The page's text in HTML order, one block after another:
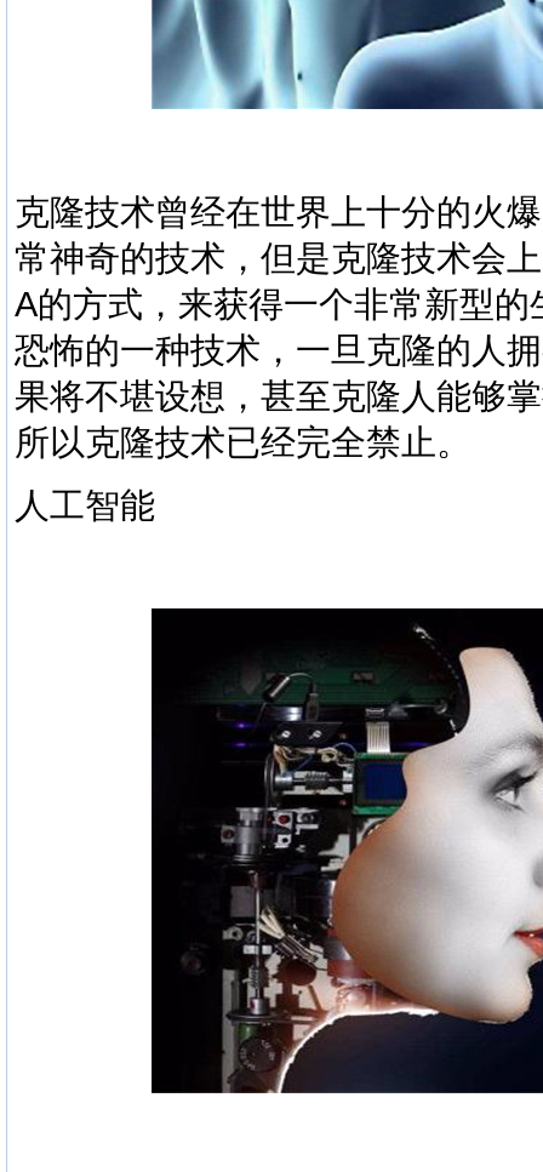
克隆技术曾经在世界上十分的火
常神奇的技术，但是克隆技术会
A的方式，来获得一个非常新型
恐怖的一种技术，一旦克隆的人
果将不堪设想，甚至克隆人能够
所以克隆技术已经完全禁止。
人工智能